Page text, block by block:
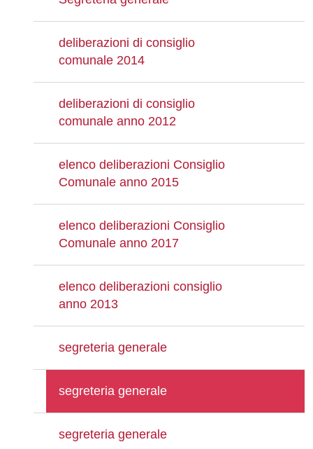
deliberazioni di consiglio
comunale 2014
deliberazioni di consiglio
comunale anno 2012
elenco deliberazioni Consiglio
Comunale anno 2015
elenco deliberazioni Consiglio
Comunale anno 2017
elenco deliberazioni consiglio
anno 2013
segreteria generale
segreteria generale
segreteria generale